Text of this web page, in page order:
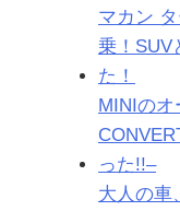
マカン
乗！SUV
た！
MINIのオ
った!!–
大人の車